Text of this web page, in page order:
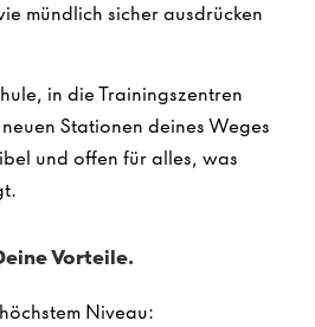
mündlich sicher ausdrücken
in die Trainingszentren
Stationen deines Weges
und offen für alles, was
Vorteile.
Niveau: